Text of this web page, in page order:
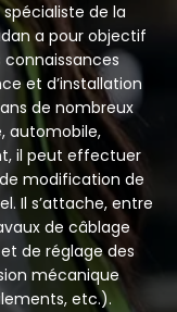
de la
a pour objectif
connaissances
et d’installation
de nombreux
automobile,
il peut effectuer
modification de
Il s’attache, entre
de câblage
de réglage des
mécanique
etc.).